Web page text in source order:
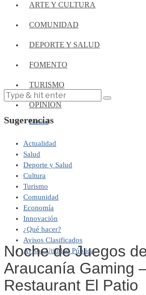
ARTE Y CULTURA
COMUNIDAD
DEPORTE Y SALUD
FOMENTO
TURISMO
OPINIÓN
Editorial
Sugerencias
Actualidad
Salud
Deporte y Salud
Cultura
Turismo
Comunidad
Economía
Innovación
¿Qué hacer?
Avisos Clasificados
Avisos Utilidad Pública
Noche de Juegos
Araucanía Gaming
Restaurant El Patio